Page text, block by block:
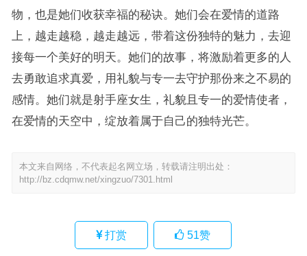
物，也是她们收获幸福的秘诀。她们会在爱情的道路
上，越走越稳，越走越远，带着这份独特的魅力，去迎
接每一个美好的明天。她们的故事，将激励着更多的人
去勇敢追求真爱，用礼貌与专一去守护那份来之不易的
感情。她们就是射手座女生，礼貌且专一的爱情使者，
在爱情的天空中，绽放着属于自己的独特光芒。
本文来自网络，不代表起名网立场，转载请注明出处：
http://bz.cdqmw.net/xingzuo/7301.html
打赏 51赞